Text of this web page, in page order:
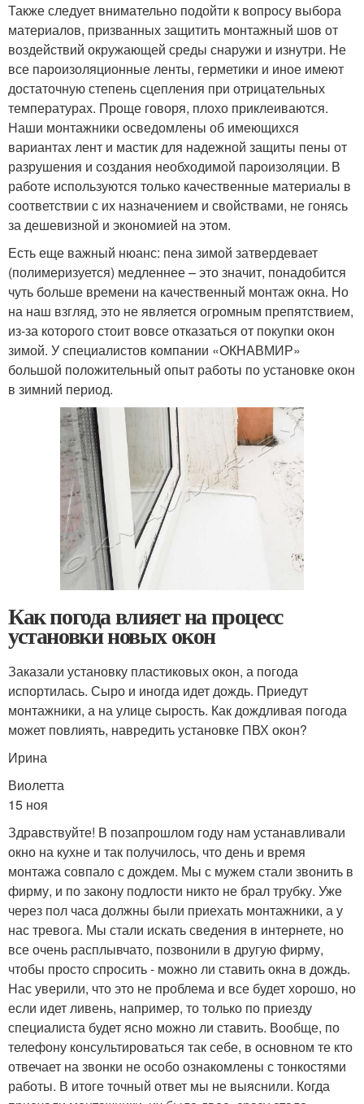
Также следует внимательно подойти к вопросу выбора
материалов, призванных защитить монтажный шов от
воздействий окружающей среды снаружи и изнутри. Не
все пароизоляционные ленты, герметики и иное имеют
достаточную степень сцепления при отрицательных
температурах. Проще говоря, плохо приклеиваются.
Наши монтажники осведомлены об имеющихся
вариантах лент и мастик для надежной защиты пены от
разрушения и создания необходимой пароизоляции. В
работе используются только качественные материалы в
соответствии с их назначением и свойствами, не гонясь
за дешевизной и экономией на этом.
Есть еще важный нюанс: пена зимой затвердевает
(полимеризуется) медленнее – это значит, понадобится
чуть больше времени на качественный монтаж окна. Но
на наш взгляд, это не является огромным препятствием,
из-за которого стоит вовсе отказаться от покупки окон
зимой. У специалистов компании «ОКНАВМИР»
большой положительный опыт работы по установке окон
в зимний период.
Как погода влияет на процесс
установки новых окон
Заказали установку пластиковых окон, а погода
испортилась. Сыро и иногда идет дождь. Приедут
монтажники, а на улице сырость. Как дождливая погода
может повлиять, навредить установке ПВХ окон?
Ирина
Виолетта
15 ноя
Здравствуйте! В позапрошлом году нам устанавливали
окно на кухне и так получилось, что день и время
монтажа совпало с дождем. Мы с мужем стали звонить в
фирму, и по закону подлости никто не брал трубку. Уже
через пол часа должны были приехать монтажники, а у
нас тревога. Мы стали искать сведения в интернете, но
все очень расплывчато, позвонили в другую фирму,
чтобы просто спросить - можно ли ставить окна в дождь.
Нас уверили, что это не проблема и все будет хорошо, но
если идет ливень, например, то только по приезду
специалиста будет ясно можно ли ставить. Вообще, по
телефону консультироваться так себе, в основном те кто
отвечает на звонки не особо ознакомлены с тонкостями
работы. В итоге точный ответ мы не выяснили. Когда